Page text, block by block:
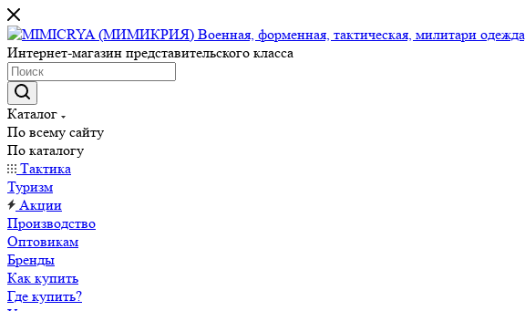
Интернет-магазин представительского класса
Каталог
По всему сайту
По каталогу
Тактика
Туризм
Акции
Производство
Оптовикам
Бренды
Как купить
Где купить?